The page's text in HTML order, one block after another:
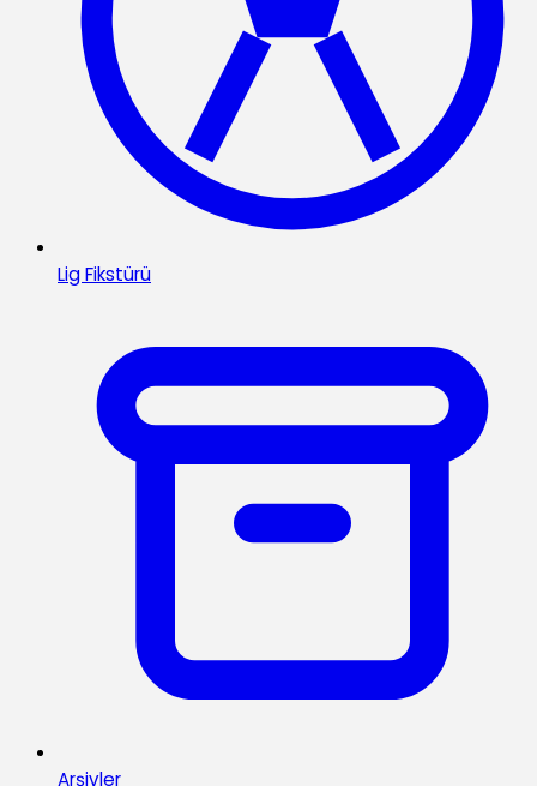
Lig Fikstürü
Arşivler